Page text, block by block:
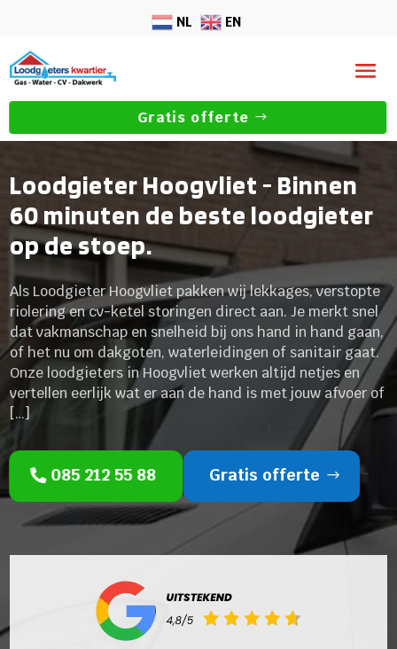
NL EN
Gratis offerte
Loodgieter Hoogvliet - Binnen
60 minuten de beste loodgieter
op de stoep.
Als Loodgieter Hoogvliet pakken wij lekkages, verstopte
riolering en cv-ketel storingen direct aan. Je merkt snel
dat vakmanschap en snelheid bij ons hand in hand gaan,
of het nu om dakgoten, waterleidingen of sanitair gaat.
Onze loodgieters in Hoogvliet werken altijd netjes en
vertellen eerlijk wat er aan de hand is met jouw afvoer of
[…]
085 212 55 88 Gratis offerte